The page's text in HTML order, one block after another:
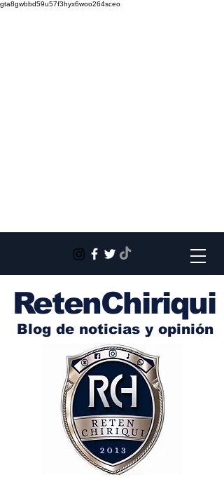
gta8gwbbd59u57f3hyx6woo264sceo
RetenChiriqui
Blog de noticias y opinión